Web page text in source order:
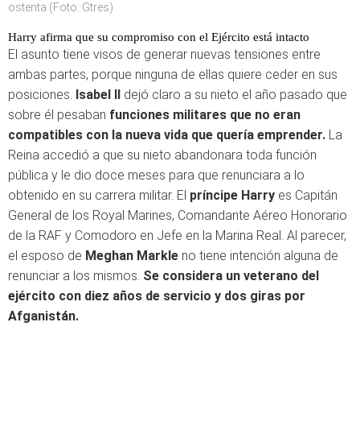
ostenta (Foto: Gtres)
Harry afirma que su compromiso con el Ejército está intacto
El asunto tiene visos de generar nuevas tensiones entre
ambas partes, porque ninguna de ellas quiere ceder en sus
posiciones. Isabel II dejó claro a su nieto el año pasado que
sobre él pesaban funciones militares que no eran
compatibles con la nueva vida que quería emprender. La
Reina accedió a que su nieto abandonara toda función
pública y le dio doce meses para que renunciara a lo
obtenido en su carrera militar. El príncipe Harry es Capitán
General de los Royal Marines, Comandante Aéreo Honorario
de la RAF y Comodoro en Jefe en la Marina Real. Al parecer,
el esposo de Meghan Markle no tiene intención alguna de
renunciar a los mismos. Se considera un veterano del
ejército con diez años de servicio y dos giras por
Afganistán.